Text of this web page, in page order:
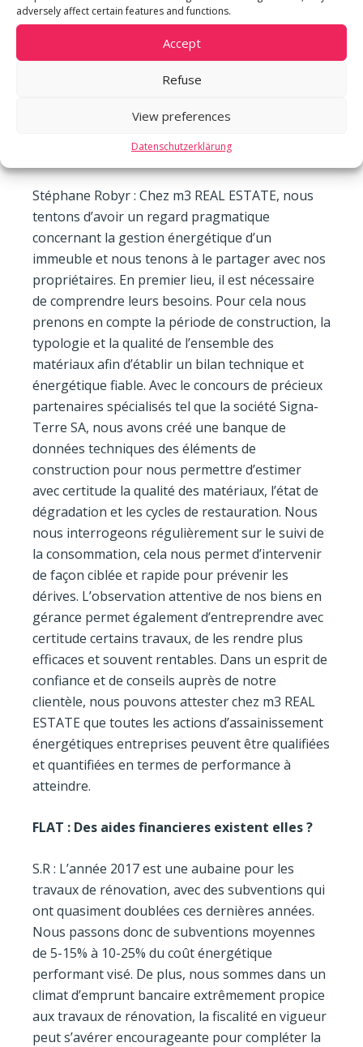
adversely affect certain features and functions.
Accept
Refuse
View preferences
Datenschutzerklärung
LES CONSEILS DE L’EXPERT, STEPHANE ROBYR,
DIRECTEUR PROPERTY CHEZ M3 REAL ESTATE –
FLAT : Quelles sont, pour les proprietaires
atteindre ces objectifs ?
Stéphane Robyr : Chez m3 REAL ESTATE, nous
tentons d’avoir un regard pragmatique
concernant la gestion énergétique d’un
immeuble et nous tenons à le partager avec nos
propriétaires. En premier lieu, il est nécessaire
de comprendre leurs besoins. Pour cela nous
prenons en compte la période de construction, la
typologie et la qualité de l’ensemble des
matériaux afin d’établir un bilan technique et
énergétique fiable. Avec le concours de précieux
partenaires spécialisés tel que la société Signa-
Terre SA, nous avons créé une banque de
données techniques des éléments de
construction pour nous permettre d’estimer
avec certitude la qualité des matériaux, l’état de
dégradation et les cycles de restauration. Nous
nous interrogeons régulièrement sur le suivi de
la consommation, cela nous permet d’intervenir
de façon ciblée et rapide pour prévenir les
dérives. L’observation attentive de nos biens en
gérance permet également d’entreprendre avec
certitude certains travaux, de les rendre plus
efficaces et souvent rentables. Dans un esprit de
confiance et de conseils auprès de notre
clientèle, nous pouvons attester chez m3 REAL
ESTATE que toutes les actions d’assainissement
énergétiques entreprises peuvent être qualifiées
et quantifiées en termes de performance à
atteindre.
FLAT : Des aides financieres existent elles ?
S.R : L’année 2017 est une aubaine pour les
travaux de rénovation, avec des subventions qui
ont quasiment doublées ces dernières années.
Nous passons donc de subventions moyennes
de 5-15% à 10-25% du coût énergétique
performant visé. De plus, nous sommes dans un
climat d’emprunt bancaire extrêmement propice
aux travaux de rénovation, la fiscalité en vigueur
peut s’avérer encourageante pour compléter la